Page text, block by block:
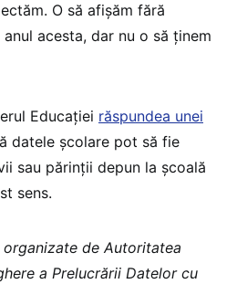
O să afişăm fără
acesta, dar nu o să ţinem
Educaţiei răspundea unei
datele școlare pot să fie
sau părinții depun la școală
sens.
de Autoritatea
a Prelucrării Datelor cu